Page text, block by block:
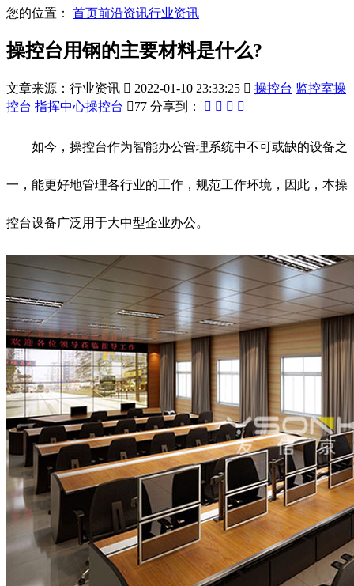
您的位置： 首页前沿资讯行业资讯
操控台用钢的主要材料是什么?
文章来源：行业资讯  2022-01-10 23:33:25  操控台 监控室操
控台 指挥中心操控台 77 分享到：    
如今，操控台作为智能办公管理系统中不可或缺的设备之
一，能更好地管理各行业的工作，规范工作环境，因此，本操
控台设备广泛用于大中型企业办公。